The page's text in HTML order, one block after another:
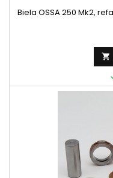
Biela OSSA 250 Mk2,
